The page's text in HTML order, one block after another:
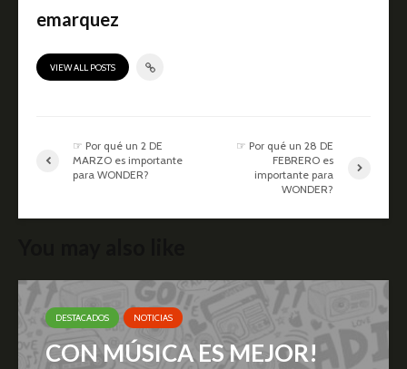
emarquez
VIEW ALL POSTS
☞ Por qué un 2 DE
MARZO es importante
para WONDER?
☞ Por qué un 28 DE
FEBRERO es
importante para
WONDER?
DESTACADOS NOTICIAS
CON MÚSICA ES MEJOR!